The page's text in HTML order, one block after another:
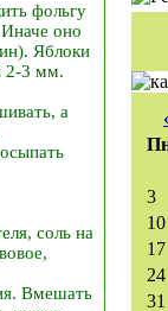
фольгу
оно
Яблоки
2-3 мм.
а
соль на
Вмешать
3
10
17
24
31